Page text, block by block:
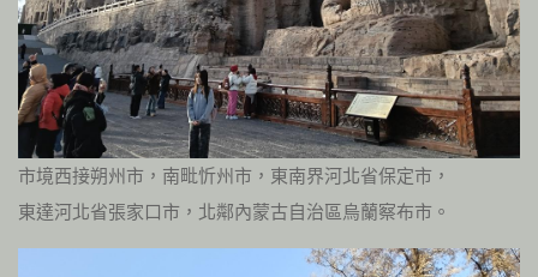
市境西接朔州市，南毗忻州市，東南界河北省保定市，
東達河北省張家口市，北鄰內蒙古自治區烏蘭察布市。